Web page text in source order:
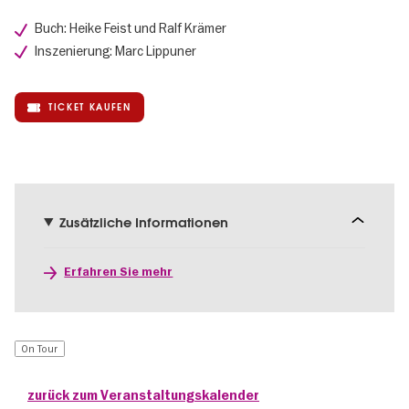
Buch: Heike Feist und Ralf Krämer
Inszenierung: Marc Lippuner
TICKET KAUFEN
Zusätzliche Informationen
Erfahren Sie mehr
On Tour
zurück zum Veranstaltungskalender